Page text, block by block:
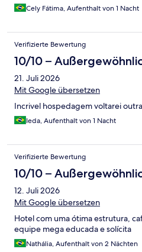
Cely Fátima, Aufenthalt von 1 Nacht
Verifizierte Bewertung
10/10 –
21. Juli 2026
Mit Google übersetzen
Incrivel hospedagem voltarei
Ieda, Aufenthalt von 1 Nacht
Verifizierte Bewertung
10/10 –
12. Juli 2026
Mit Google übersetzen
Hotel com uma ótima estrutura,
equipe mega educada e solícita
Nathália, Aufenthalt von 2 Nächten